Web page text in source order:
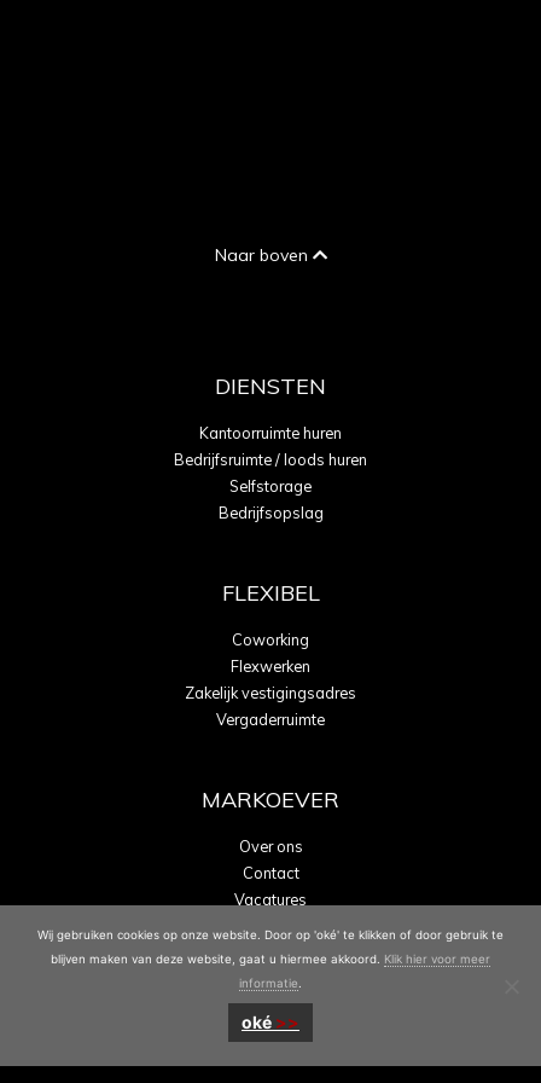
Naar boven
DIENSTEN
Kantoorruimte huren
Bedrijfsruimte / loods huren
Selfstorage
Bedrijfsopslag
FLEXIBEL
Coworking
Flexwerken
Zakelijk vestigingsadres
Vergaderruimte
MARKOEVER
Over ons
Contact
Vacatures
Energielabel A
Wij gebruiken cookies op onze website. Door op 'oké' te klikken of door gebruik te
blijven maken van deze website, gaat u hiermee akkoord. Klik hier voor meer
informatie
oké